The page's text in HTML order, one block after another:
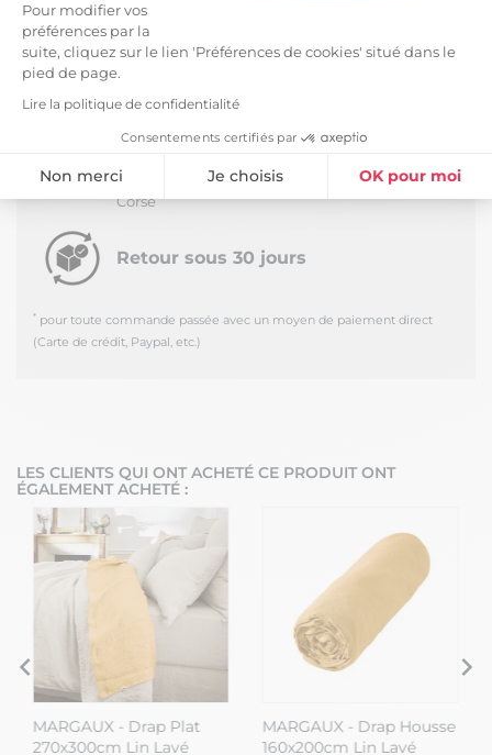
Pour modifier vos
préférences par la
suite, cliquez sur le lien 'Préférences de cookies' situé dans le
pied de page.
Lire la politique de confidentialité
Consentements certifiés par
Non merci Je choisis OK pour moi
Plateforme de Gestion du Consentement : Personnalisez vos
Notre plateforme vous permet d'adapter et de gérer vos
Salon, Art de la table, Chambre : la gamme de linge
de maison Ourea a des solutions pour tout !
LIVRAISON ET RETOURS
Livraison Standard -5,99 €
Livraison en journée au pied du camion - Hors
Corse
Retour sous 30 jours
* pour toute commande passée avec un moyen de paiement direct
(Carte de crédit, Paypal, etc.)
LES CLIENTS QUI ONT ACHETÉ CE PRODUIT ONT
ÉGALEMENT ACHETÉ :
MARGAUX - Drap Plat
270x300cm Lin Lavé
MARGAUX - Drap Housse
160x200cm Lin Lavé